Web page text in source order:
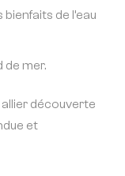
de l’eau
de mer.
découverte
et